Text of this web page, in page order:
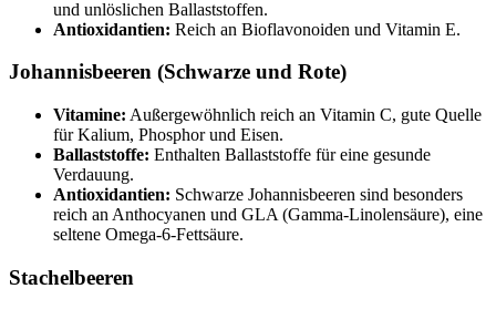
und unlöslichen Ballaststoffen.
Antioxidantien: Reich an Bioflavonoiden und Vitamin E.
Johannisbeeren (Schwarze und Rote)
Vitamine: Außergewöhnlich reich an Vitamin C, gute Quelle
für Kalium, Phosphor und Eisen.
Ballaststoffe: Enthalten Ballaststoffe für eine gesunde
Verdauung.
Antioxidantien: Schwarze Johannisbeeren sind besonders
reich an Anthocyanen und GLA (Gamma-Linolensäure), eine
seltene Omega-6-Fettsäure.
Stachelbeeren